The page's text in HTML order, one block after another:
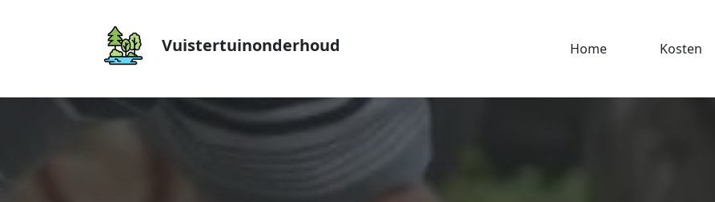
Vuistertuinonderhoud Home Kosten